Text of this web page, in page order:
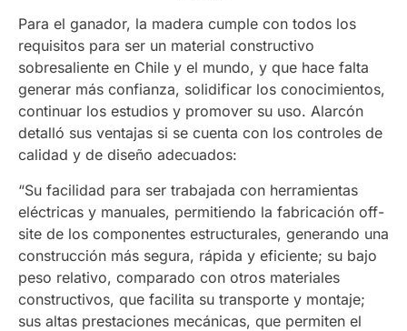
Para el ganador, la madera cumple con todos los
requisitos para ser un material constructivo
sobresaliente en Chile y el mundo, y que hace falta
generar más confianza, solidificar los conocimientos,
continuar los estudios y promover su uso. Alarcón
detalló sus ventajas si se cuenta con los controles de
calidad y de diseño adecuados:
“Su facilidad para ser trabajada con herramientas
eléctricas y manuales, permitiendo la fabricación off-
site de los componentes estructurales, generando una
construcción más segura, rápida y eficiente; su bajo
peso relativo, comparado con otros materiales
constructivos, que facilita su transporte y montaje;
sus altas prestaciones mecánicas, que permiten el